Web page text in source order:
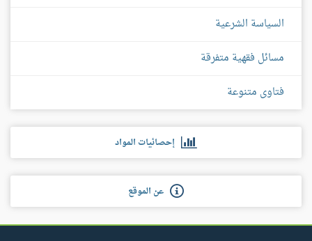
السياسة الشرعية
مسائل فقهية متفرقة
فتاوى متنوعة
إحصائيات المواد
عن الموقع